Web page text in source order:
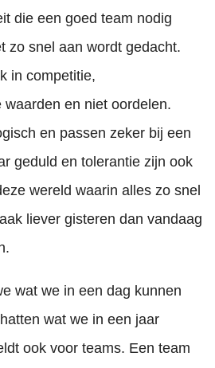
die een goed team nodig
zo snel aan wordt gedacht.
in competitie,
en niet oordelen.
en passen zeker bij een
geduld en tolerantie zijn ook
wereld waarin alles zo snel
liever gisteren dan vandaag
wat we in een dag kunnen
wat we in een jaar
ook voor teams. Een team